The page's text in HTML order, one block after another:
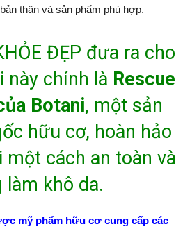
thân và sản phẩm phù hợp.
ĐẸP đưa ra cho
này chính là Rescue
Botani, một sản
hữu cơ, hoàn hảo
cách an toàn và
làm khô da.
mỹ phẩm hữu cơ cung cấp các